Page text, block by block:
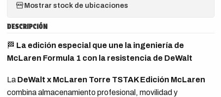
Mostrar stock de ubicaciones
DESCRIPCIÓN
🏁 La edición especial que une la ingeniería de
McLaren Formula 1 con la resistencia de DeWalt
La DeWalt x McLaren Torre TSTAK Edición McLaren
combina almacenamiento profesional, movilidad y